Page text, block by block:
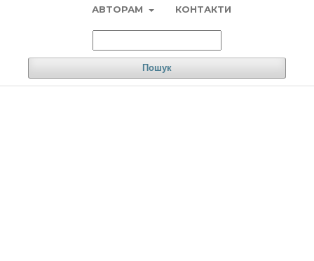
АВТОРАМ КОНТАКТИ
Пошук